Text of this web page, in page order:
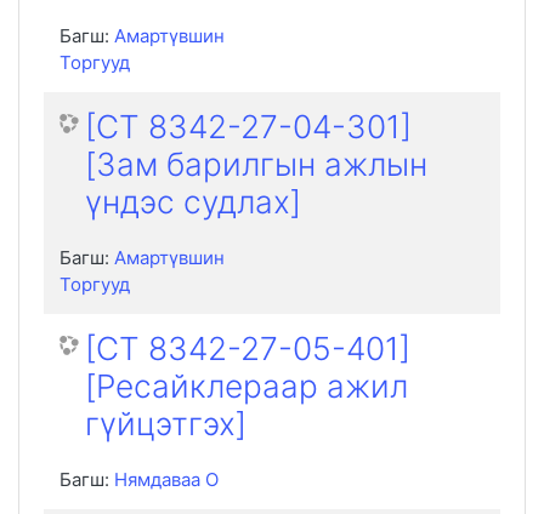
Багш: Амартүвшин
Торгууд
[CT 8342-27-04-301]
[Зам барилгын ажлын
үндэс судлах]
Багш: Амартүвшин
Торгууд
[CT 8342-27-05-401]
[Ресайклераар ажил
гүйцэтгэх]
Багш: Нямдаваа О